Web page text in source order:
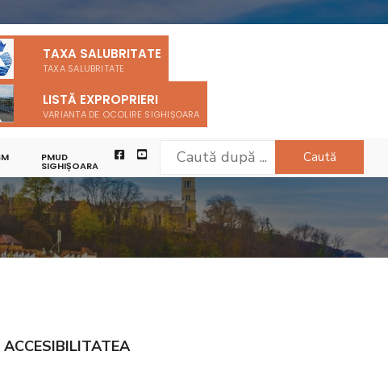
TAXA SALUBRITATE
TAXA SALUBRITATE
LISTĂ EXPROPRIERI
VARIANTA DE OCOLIRE SIGHIȘOARA
PMUD
SIGHIȘOARA
Caută